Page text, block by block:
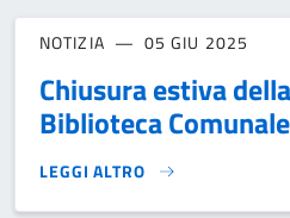
NOTIZIA 05 GIU 2025
Chiusura estiva della
Biblioteca Comunale
LEGGI ALTRO
CHIUSURA ESTIVA DELLA